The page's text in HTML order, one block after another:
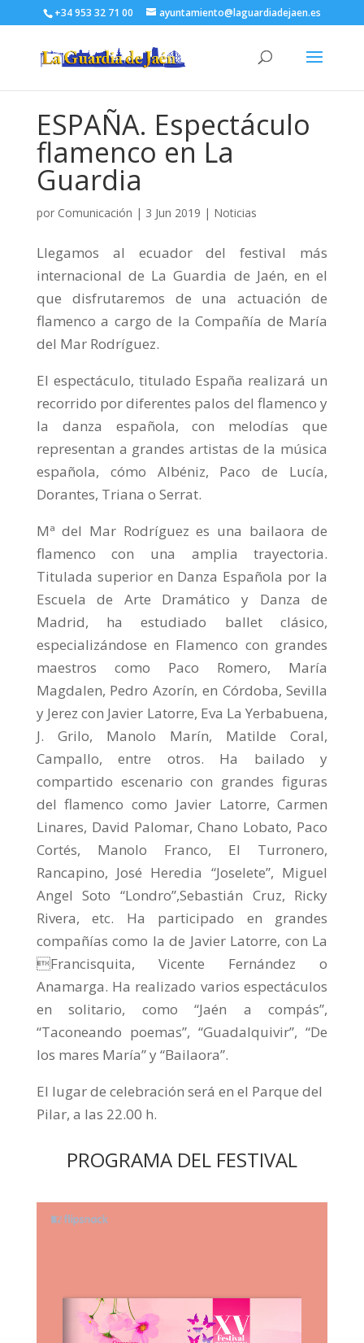
+34 953 32 71 00 ayuntamiento@laguardiadejaen.es
ESPAÑA. Espectáculo
flamenco en La
Guardia
por Comunicación | 3 Jun 2019 | Noticias
Llegamos al ecuador del festival más
internacional de La Guardia de Jaén, en el
que disfrutaremos de una actuación de
flamenco a cargo de la Compañía de María
del Mar Rodríguez.
El espectáculo, titulado España realizará un
recorrido por diferentes palos del flamenco y
la danza española, con melodías que
representan a grandes artistas de la música
española, cómo Albéniz, Paco de Lucía,
Dorantes, Triana o Serrat.
Mª del Mar Rodríguez es una bailaora de
flamenco con una amplia trayectoria.
Titulada superior en Danza Española por la
Escuela de Arte Dramático y Danza de
Madrid, ha estudiado ballet clásico,
especializándose en Flamenco con grandes
maestros como Paco Romero, María
Magdalen, Pedro Azorín, en Córdoba, Sevilla
y Jerez con Javier Latorre, Eva La Yerbabuena,
J. Grilo, Manolo Marín, Matilde Coral,
Campallo, entre otros. Ha bailado y
compartido escenario con grandes figuras
del flamenco como Javier Latorre, Carmen
Linares, David Palomar, Chano Lobato, Paco
Cortés, Manolo Franco, El Turronero,
Rancapino, José Heredia “Joselete”, Miguel
Angel Soto “Londro”,Sebastián Cruz, Ricky
Rivera, etc. Ha participado en grandes
compañías como la de Javier Latorre, con La
Francisquita, Vicente Fernández o
Anamarga. Ha realizado varios espectáculos
en solitario, como “Jaén a compás”,
“Taconeando poemas”, “Guadalquivir”, “De
los mares María” y “Bailaora”.
El lugar de celebración será en el Parque del
Pilar, a las 22.00 h.
PROGRAMA DEL FESTIVAL